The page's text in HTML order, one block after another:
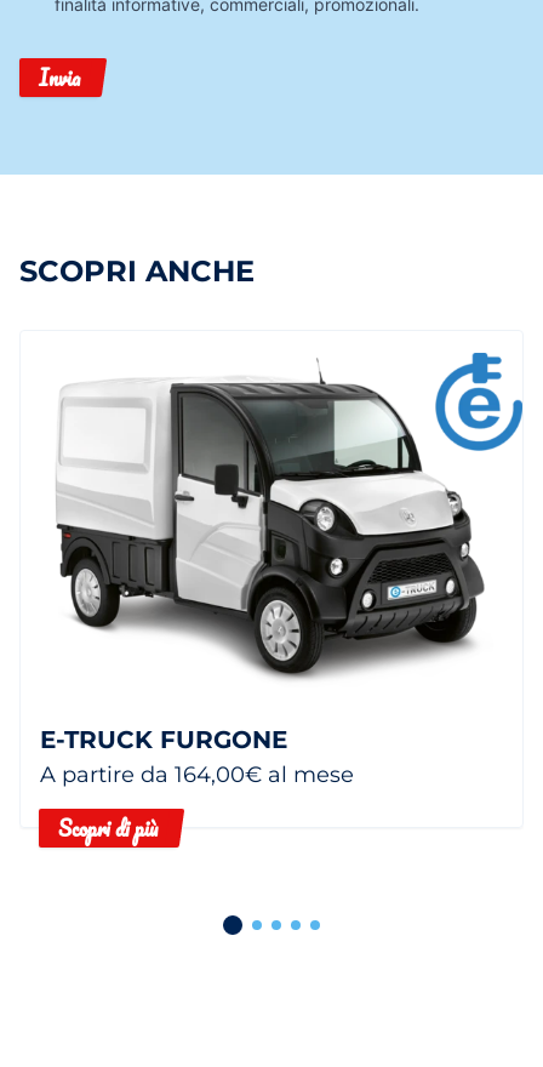
finalità informative, commerciali, promozionali.
Invia
SCOPRI ANCHE
E-TRUCK FURGONE
A partire da 164,00€ al mese
Scopri di più